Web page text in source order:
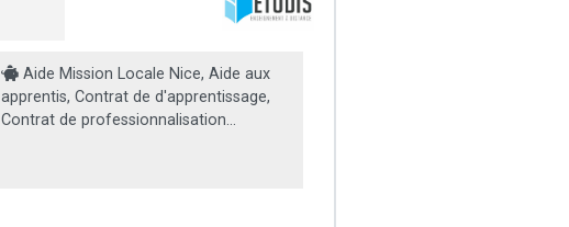
Aide Mission Locale Nice, Aide aux
apprentis, Contrat de d'apprentissage,
Contrat de professionnalisation...